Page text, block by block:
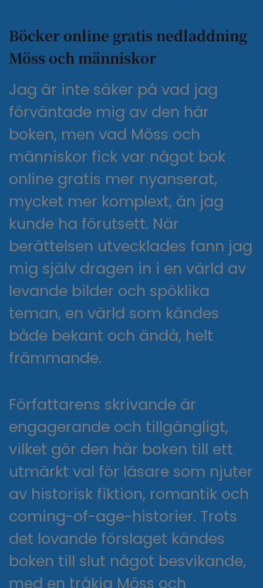
Böcker online gratis nedladdning
Möss och människor
Jag är inte säker på vad jag
förväntade mig av den här
boken, men vad Möss och
människor fick var något bok
online gratis mer nyanserat,
mycket mer komplext, än jag
kunde ha förutsett. När
berättelsen utvecklades fann jag
mig själv dragen in i en värld av
levande bilder och spöklika
teman, en värld som kändes
både bekant och ändå, helt
främmande.
Författarens skrivande är
engagerande och tillgängligt,
vilket gör den här boken till ett
utmärkt val för läsare som njuter
av historisk fiktion, romantik och
coming-of-age-historier. Trots
det lovande förslaget kändes
boken till slut något besvikande,
med en tråkig Möss och